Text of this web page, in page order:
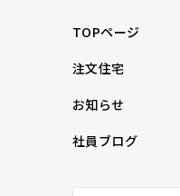
TOPページ
注文住宅
お知らせ
社員ブログ